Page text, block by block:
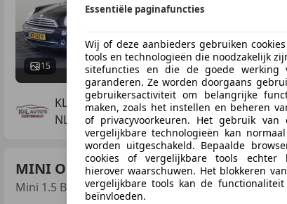
15 06/2007
KL Auto's B.V.
NL-4905 AA OOSTERHOUT
MINI One D
Mini 1.5 Business / AIRCO
Essentiële paginafuncties
Wij of deze aanbieders gebruiken
tools en technologieën die noodzakelijk
sitefuncties en die de goede werking
garanderen. Ze worden doorgaans
gebruikersactiviteit om belangrijke
maken, zoals het instellen en beheren
of privacyvoorkeuren. Het gebruik van
vergelijkbare technologieën kan
worden uitgeschakeld. Bepaalde
cookies of vergelijkbare tools echter
hierover waarschuwen. Het blokkeren
vergelijkbare tools kan de
beïnvloeden.